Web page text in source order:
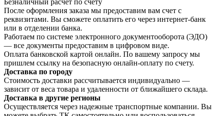
После оформления заказа мы предоставим вам счет с
реквизитами. Вы сможете оплатить его через интернет-банк
или в отделении банка.
Работаем по системе электронного документооборота (ЭДО)
— все документы предоставим в цифровом виде.
Оплата банковской картой онлайн. По вашему запросу мы
пришлем ссылку на безопасную онлайн-оплату по счету.
Доставка по городу
Стоимость доставки рассчитывается индивидуально —
зависит от веса товара и удаленности от ближайшего склада.
Доставка в другие регионы
Осуществляется через надежные транспортные компании. Вы